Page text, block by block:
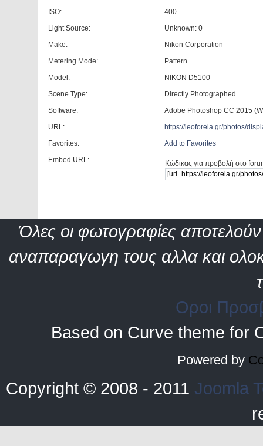
ISO:
400
Light Source:
Unknown: 0
Make:
Nikon Corporation
Metering Mode:
Pattern
Model:
NIKON D5100
Scene Type:
Directly Photographed
Software:
Adobe Photoshop CC 2015
URL:
https://leoforeia.gr/photos/
Favorites:
Add to Favorites
Embed URL:
Κώδικας για προβολή στο
Όλες οι φωτογραφίες αποτελούν
αναπαραγωγη τους αλλα και
Οροι
Based on Curve theme for
Powered by
Copyright © 2008 - 2011 Joomla